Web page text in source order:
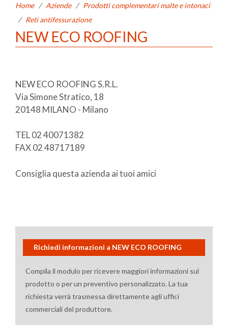
Home / Aziende / Prodotti complementari malte e intonaci
/ Reti antifessurazione
NEW ECO ROOFING
NEW ECO ROOFING S.R.L.
Via Simone Stratico, 18
20148 MILANO - Milano
TEL 02 40071382
FAX 02 48717189
Consiglia questa azienda ai tuoi amici
Richiedi informazioni a NEW ECO ROOFING
Compila il modulo per ricevere maggiori informazioni sul
prodotto o per un preventivo personalizzato. La tua
richiesta verrà trasmessa direttamente agli uffici
commerciali del produttore.